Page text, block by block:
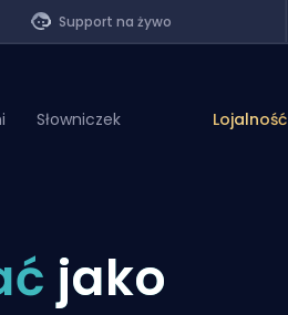
Support na żywo
Słowniczek Lojalność
jako